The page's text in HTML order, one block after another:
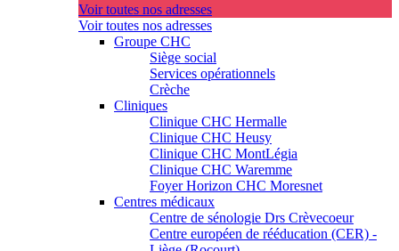
Voir toutes nos adresses
Voir toutes nos adresses
Groupe CHC
Siège social
Services opérationnels
Crèche
Cliniques
Clinique CHC Hermalle
Clinique CHC Heusy
Clinique CHC MontLégia
Clinique CHC Waremme
Foyer Horizon CHC Moresnet
Centres médicaux
Centre de sénologie Drs Crèvecoeur
Centre européen de rééducation (CER) -